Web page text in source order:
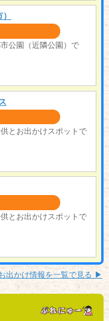
公園（近隣公園）で
とお出かけスポットで
とお出かけスポットで
出かけ情報を一覧で見る ▶︎